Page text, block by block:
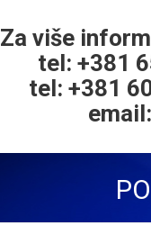
Za više
tel: +381
tel: +381
email: